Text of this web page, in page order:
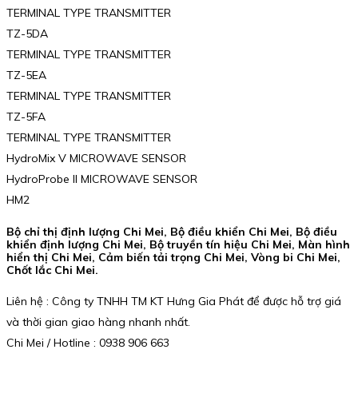
TERMINAL TYPE TRANSMITTER
TZ-5DA
TERMINAL TYPE TRANSMITTER
TZ-5EA
TERMINAL TYPE TRANSMITTER
TZ-5FA
TERMINAL TYPE TRANSMITTER
HydroMix V MICROWAVE SENSOR
HydroProbe II MICROWAVE SENSOR
HM2
Bộ chỉ thị định lượng Chi Mei, Bộ điều khiển Chi Mei, Bộ điều
khiển định lượng Chi Mei, Bộ truyền tín hiệu Chi Mei, Màn hình
hiển thị Chi Mei, Cảm biến tải trọng Chi Mei, Vòng bi Chi Mei,
Chốt lắc Chi Mei.
Liên hệ : Công ty TNHH TM KT Hưng Gia Phát để được hỗ trợ giá
và thời gian giao hàng nhanh nhất.
Chi Mei / Hotline : 0938 906 663